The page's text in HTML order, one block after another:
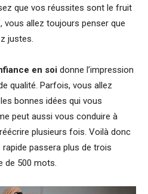
que vos réussites sont le fruit
vous allez toujours penser que
justes.
en soi donne l’impression
qualité. Parfois, vous allez
bonnes idées qui vous
peut aussi vous conduire à
plusieurs fois. Voilà donc
passera plus de trois
de 500 mots.